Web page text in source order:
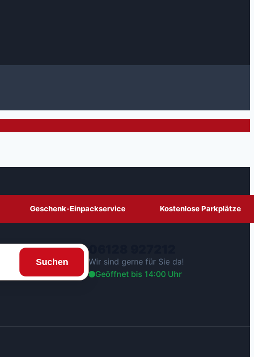
Geschenk-Einpackservice Kostenlose Parkplätze
Suchen
Wir sind gerne für Sie da!
Geöffnet bis 14:00 Uhr